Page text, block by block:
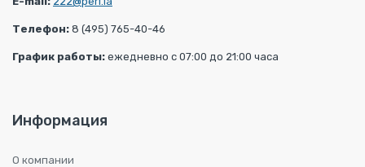
Телефон: 8 (495) 765-40-46
График работы: ежедневно с 07:00 до 21:00 часа
Информация
О компании